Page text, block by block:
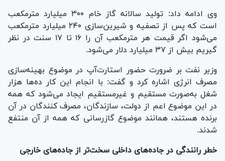
وی ادامه داد: تولید سالانه گاز خام ۳۰۰ میلیارد مترمکعب
است که پس از تصفیه و شیرین‌سازی ۲۴۰ میلیارد مترمکعب
می‌شود اگر قیمت هر مترمکعب آن را ۱۶ تا ۱۷ سنت در نظر
گیریم بیش از ۳۷ میلیارد دلار می‌شود.
وزیر نفت بر ضرورت حضور استارت‌آپ در موضوع بهینه‌سازی
مصرف انرژی اشاره کرد و گفت: با انجام این کار ده‌ها هزار
شغل به‌صورت مستقیم و غیرمستقیم ایجاد می‌شود که همه
در این موضوع اعم از دولت، سازندگان، مصرف کنندگان در آن
برنده هستند، همانند موضوع گازرسانی که همه از آن منتفع
شدند.
خطر رانندگی در جاده‌های داخلی سخت‌تر از جاده‌های خارجی